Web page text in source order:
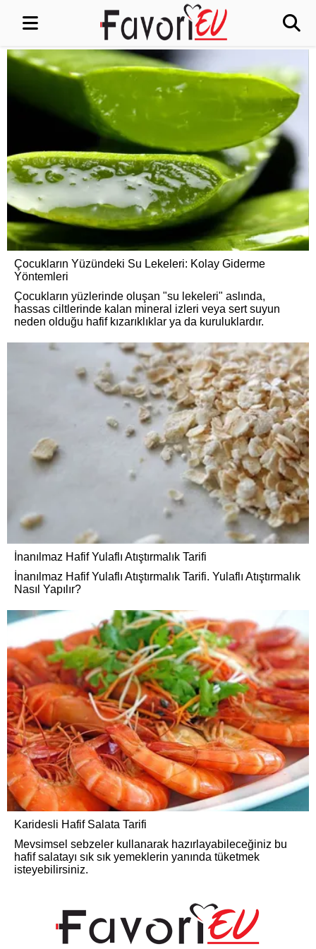
Çocukların Yüzündeki Su Lekeleri: Kolay Giderme
Yöntemleri
Çocukların yüzlerinde oluşan "su lekeleri" aslında,
hassas ciltlerinde kalan mineral izleri veya sert suyun
neden olduğu hafif kızarıklıklar ya da kuruluklardır.
İnanılmaz Hafif Yulaflı Atıştırmalık Tarifi
İnanılmaz Hafif Yulaflı Atıştırmalık Tarifi. Yulaflı Atıştırmalık
Nasıl Yapılır?
Karidesli Hafif Salata Tarifi
Mevsimsel sebzeler kullanarak hazırlayabileceğiniz bu
hafif salatayı sık sık yemeklerin yanında tüketmek
isteyebilirsiniz.